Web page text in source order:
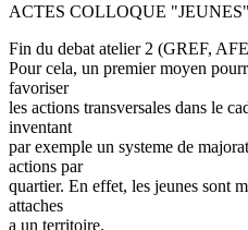
ACTES COLLOQUE
Fin du debat atelier 2 (GREF,
Pour cela, un premier moyen
favoriser
les actions transversales dans le
inventant
par exemple un systeme de
actions par
quartier. En effet, les jeunes sont
attaches
a un territoire.